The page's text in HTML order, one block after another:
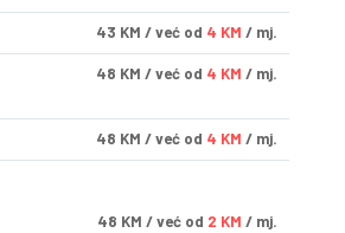
43 KM / već od 4 KM / mj.
48 KM / već od 4 KM / mj.
48 KM / već od 4 KM / mj.
48 KM / već od 2 KM / mj.